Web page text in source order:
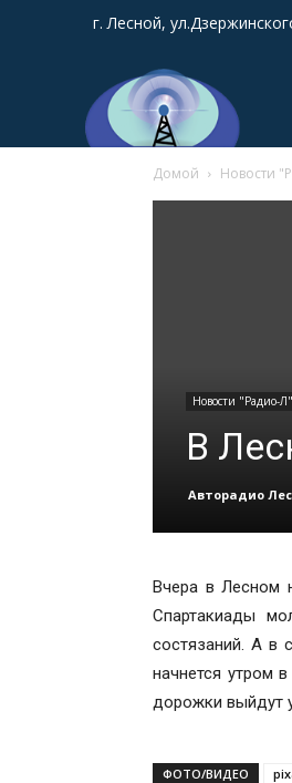
г. Лесной,
Домой Новости
Новости "Радио-Л"
В
Авторадио
Вчера в Лесном
Спартакиады
состязаний. А в
начнется утром
дорожки выйдут
ФОТО/ВИДЕО